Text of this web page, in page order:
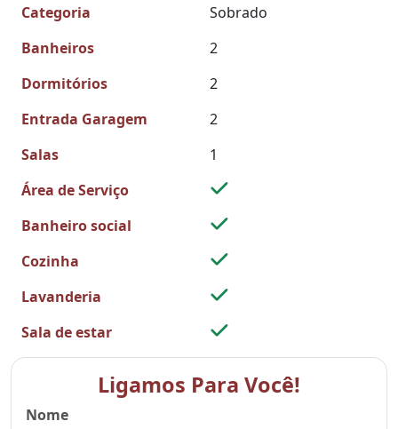
Categoria
Sobrado
Banheiros
2
Dormitórios
2
Entrada Garagem
2
Salas
1
Área de Serviço
Banheiro social
Cozinha
Lavanderia
Sala de estar
Ligamos Para Você!
Nome